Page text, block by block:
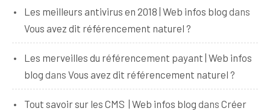
Les meilleurs antivirus en 2018 | Web infos blog dans
Vous avez dit référencement naturel ?
Les merveilles du référencement payant | Web infos
blog dans Vous avez dit référencement naturel ?
Tout savoir sur les CMS | Web infos blog dans Créer